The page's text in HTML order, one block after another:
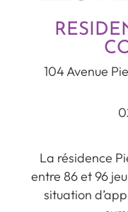
104 Avenue
La résidence
entre 86 et 96
situation